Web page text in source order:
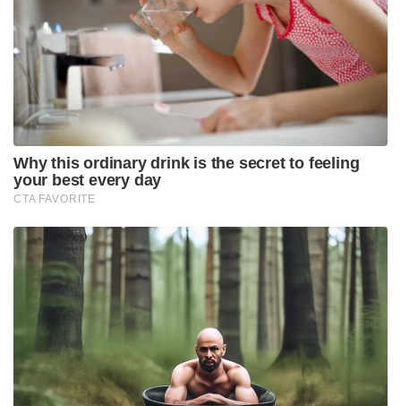
Why this ordinary drink is the secret to feeling
your best every day
CTA FAVORITE